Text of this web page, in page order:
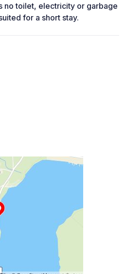
no toilet, electricity or garbage
for a short stay.